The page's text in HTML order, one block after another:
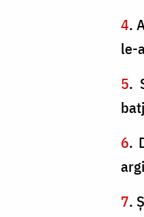
4.
le-
5.
6.
7.